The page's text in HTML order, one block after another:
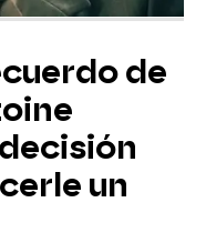
de
un